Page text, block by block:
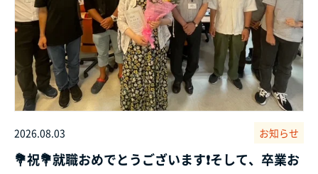
2026.08.03 お知らせ
💐祝💐就職おめでとうございます❗そして、卒業お